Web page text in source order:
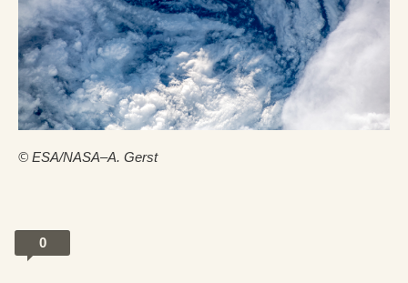
© ESA/NASA–A. Gerst
0